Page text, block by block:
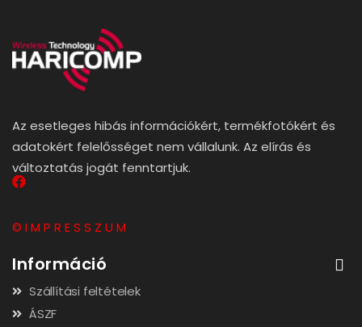
Az esetleges hibás információkért, termékfotókért és
adatokért felelősséget nem vállalunk. Az elírás és
változtatás jogát fenntartjuk.
© I M P R E S S Z U M
Információ
Szállítási feltételek
ÁSZF